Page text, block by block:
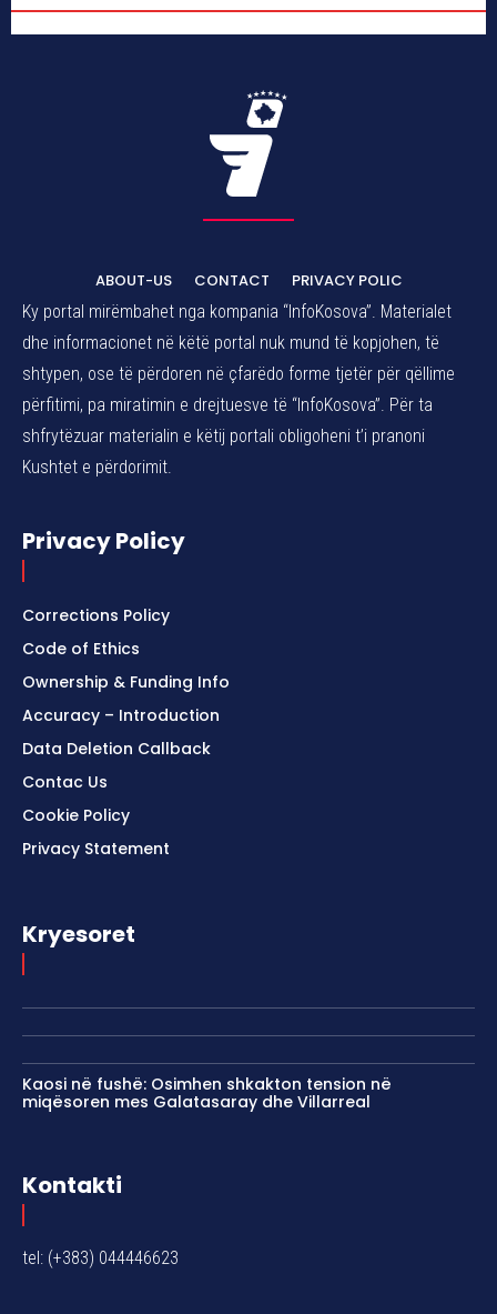
ABOUT-US CONTACT
PRIVACY POLIC
Ky portal mirëmbahet nga kompania “InfoKosova”. Materialet
dhe informacionet në këtë portal nuk mund të kopjohen, të
shtypen, ose të përdoren në çfarëdo forme tjetër për qëllime
përfitimi, pa miratimin e drejtuesve të “InfoKosova”. Për ta
shfrytëzuar materialin e këtij portali obligoheni t’i pranoni
Kushtet e përdorimit.
Privacy Policy
Corrections Policy
Code of Ethics
Ownership & Funding Info
Accuracy – Introduction
Data Deletion Callback
Contac Us
Cookie Policy
Privacy Statement
Kryesoret
Kaosi në fushë: Osimhen shkakton tension në
miqësoren mes Galatasaray dhe Villarreal
Kontakti
tel: (+383) 044446623